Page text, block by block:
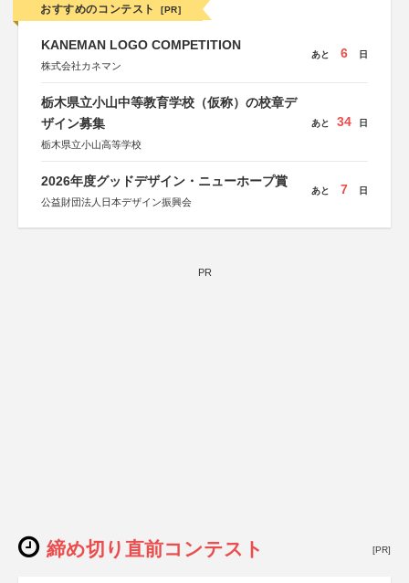
おすすめのコンテスト [PR]
KANEMAN LOGO COMPETITION
株式会社カネマン
あと 6 日
栃木県立小山中等教育学校（仮称）の校章デ
ザイン募集
栃木県立小山高等学校
あと 34 日
2026年度グッドデザイン・ニューホープ賞
公益財団法人日本デザイン振興会
あと 7 日
PR
締め切り直前コンテスト [PR]